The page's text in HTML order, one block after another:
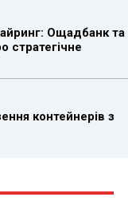
Ощадбанк та
стратегічне
контейнерів з